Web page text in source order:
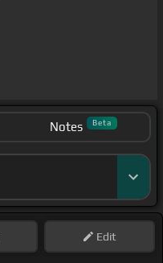
Notes Beta
Edit